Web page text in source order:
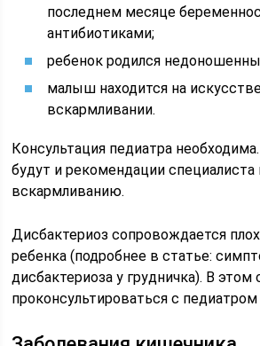
последнем месяце
антибиотиками;
ребенок родился
малыш находится на
вскармливании.
Консультация педиатра
будут и рекомендации специалиста
вскармливанию.
Дисбактериоз сопровождается
ребенка (подробнее в статье:
дисбактериоза у грудничка). В этом
проконсультироваться с педиатром